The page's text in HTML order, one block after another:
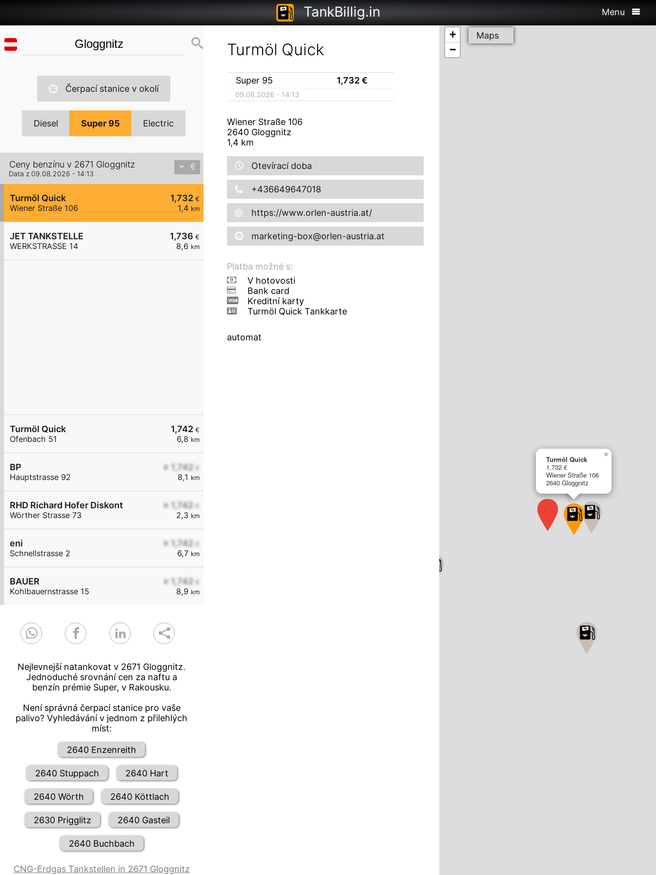
TankBillig.in Menu
Čerpací stanice v okolí
Diesel Super 95 Electric
Ceny benzínu v 2671 Gloggnitz
Data z 09.08.2026 - 14:13
1,732 €
1,4 km
Turmöl Quick
Wiener Straße 106
1,736 €
8,6 km
JET TANKSTELLE
WERKSTRASSE 14
1,742 €
6,8 km
Turmöl Quick
Ofenbach 51
≥ 1,742 €
8,1 km
BP
Hauptstrasse 92
≥ 1,742 €
2,3 km
RHD Richard Hofer Diskont
Wörther Strasse 73
≥ 1,742 €
6,7 km
eni
Schnellstrasse 2
≥ 1,742 €
8,9 km
BAUER
Kohlbauernstrasse 15
Nejlevnejší natankovat v 2671 Gloggnitz.
Jednoduché srovnání cen za naftu a
benzín prémie Super, v Rakousku.
Není správná čerpací stanice pro vaše
palivo? Vyhledávání v jednom z přilehlých
míst:
2640 Enzenreith
2640 Stuppach 2640 Hart
2640 Wörth 2640 Köttlach
2630 Prigglitz 2640 Gasteil
2640 Buchbach
CNG-Erdgas Tankstellen in 2671 Gloggnitz
Turmöl Quick
Super 95 1,732€
09.08.2026 - 14:13
Wiener Straße 106
2640 Gloggnitz
1,4 km
Otevírací doba
+436649647018
https://www.orlen-austria.at/
marketing-box@orlen-austria.at
Platba možné s:
V hotovosti
Bank card
Kreditní karty
Turmöl Quick Tankkarte
automat
Turmöl Quick
1,732 €
Wiener Straße 106
2640 Gloggnitz
×
+
−
Maps